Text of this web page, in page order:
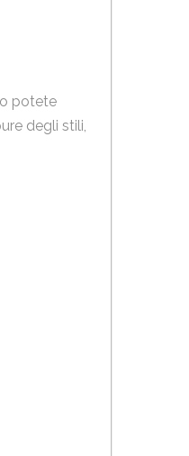
potete
degli stili,